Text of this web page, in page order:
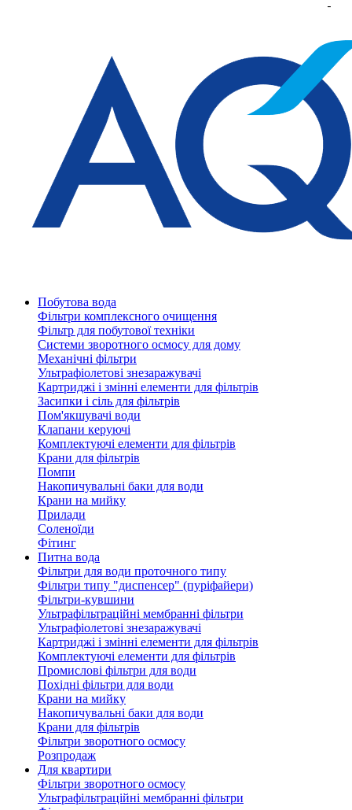
Побутова вода
Фільтри комплексного очищення
Фільтр для побутової техніки
Системи зворотного осмосу для дому
Механічні фільтри
Ультрафіолетові знезаражувачі
Картриджі і змінні елементи для фільтрів
Засипки і сіль для фільтрів
Пом'якшувачі води
Клапани керуючі
Комплектуючі елементи для фільтрів
Крани для фільтрів
Помпи
Накопичувальні баки для води
Крани на мийку
Прилади
Соленоїди
Фітинг
Питна вода
Фільтри для води проточного типу
Фільтри типу "диспенсер" (пуріфайери)
Фільтри-кувшини
Ультрафільтраційні мембранні фільтри
Ультрафіолетові знезаражувачі
Картриджі і змінні елементи для фільтрів
Комплектуючі елементи для фільтрів
Промислові фільтри для води
Похідні фільтри для води
Крани на мийку
Накопичувальні баки для води
Крани для фільтрів
Фільтри зворотного осмосу
Розпродаж
Для квартири
Фільтри зворотного осмосу
Ультрафільтраційні мембранні фільтри